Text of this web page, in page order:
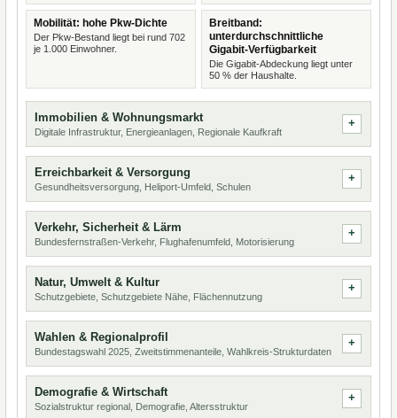
Mobilität: hohe Pkw-Dichte
Der Pkw-Bestand liegt bei rund 702
je 1.000 Einwohner.
Breitband:
unterdurchschnittliche
Gigabit-Verfügbarkeit
Die Gigabit-Abdeckung liegt unter
50 % der Haushalte.
Immobilien & Wohnungsmarkt
Digitale Infrastruktur, Energieanlagen, Regionale Kaufkraft
Erreichbarkeit & Versorgung
Gesundheitsversorgung, Heliport-Umfeld, Schulen
Verkehr, Sicherheit & Lärm
Bundesfernstraßen-Verkehr, Flughafenumfeld, Motorisierung
Natur, Umwelt & Kultur
Schutzgebiete, Schutzgebiete Nähe, Flächennutzung
Wahlen & Regionalprofil
Bundestagswahl 2025, Zweitstimmenanteile, Wahlkreis-Strukturdaten
Demografie & Wirtschaft
Sozialstruktur regional, Demografie, Altersstruktur